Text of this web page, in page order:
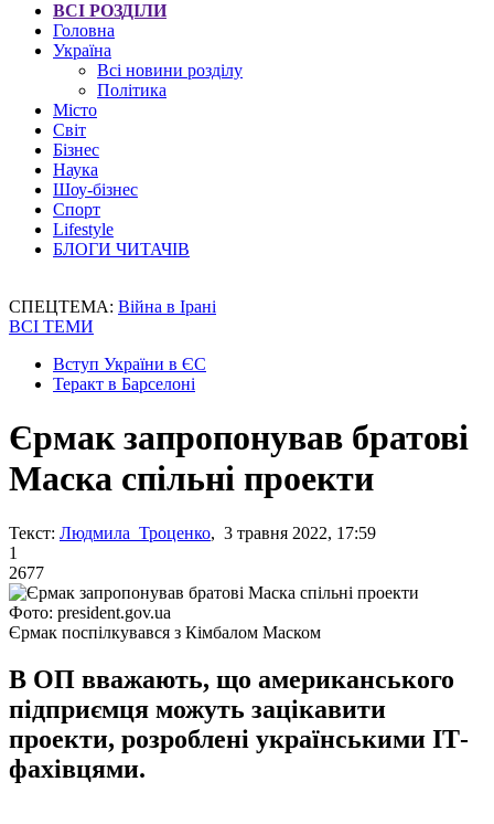
ВСІ РОЗДІЛИ
Головна
Україна
Всі новини розділу
Політика
Місто
Світ
Бізнес
Наука
Шоу-бізнес
Спорт
Lifestyle
БЛОГИ ЧИТАЧІВ
СПЕЦТЕМА: Війна в Ірані
ВСІ ТЕМИ
Вступ України в ЄС
Теракт в Барселоні
Єрмак запропонував братові
Маска спільні проекти
Текст: Людмила Троценко, 3 травня 2022, 17:59
1
2677
Фото: president.gov.ua
Єрмак поспілкувався з Кімбалом Маском
В ОП вважають, що американського
підприємця можуть зацікавити
проекти, розроблені українськими ІТ-
фахівцями.